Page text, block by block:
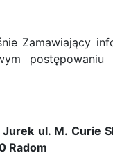
Zamawiający
postępowaniu
ul. M. Curie
Radom